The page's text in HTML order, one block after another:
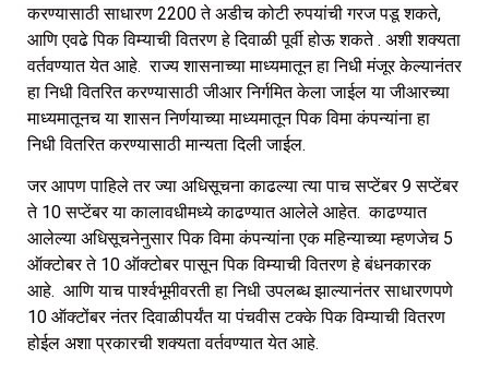
करण्यासाठी साधारण 2200 ते अडीच कोटी रुपयांची गरज पडू शकते,
आणि एवढे पिक विम्याची वितरण हे दिवाळी पूर्वी होऊ शकते . अशी शक्यता
वर्तवण्यात येत आहे. राज्य शासनाच्या माध्यमातून हा निधी मंजूर केल्यानंतर
हा निधी वितरित करण्यासाठी जीआर निर्गमित केला जाईल या जीआरच्या
माध्यमातूनच या शासन निर्णयाच्या माध्यमातून पिक विमा कंपन्यांना हा
निधी वितरित करण्यासाठी मान्यता दिली जाईल.
जर आपण पाहिले तर ज्या अधिसूचना काढल्या त्या पाच सप्टेंबर 9 सप्टेंबर
ते 10 सप्टेंबर या कालावधीमध्ये काढण्यात आलेले आहेत. काढण्यात
आलेल्या अधिसूचनेनुसार पिक विमा कंपन्यांना एक महिन्याच्या म्हणजेच 5
ऑक्टोबर ते 10 ऑक्टोबर पासून पिक विम्याची वितरण हे बंधनकारक
आहे. आणि याच पार्श्वभूमीवरती हा निधी उपलब्ध झाल्यानंतर साधारणपणे
10 ऑक्टोंबर नंतर दिवाळीपर्यंत या पंचवीस टक्के पिक विम्याची वितरण
होईल अशा प्रकारची शक्यता वर्तवण्यात येत आहे.